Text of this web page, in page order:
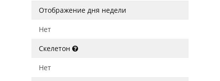
Отображение дня недели
Нет
Скелетон
Нет